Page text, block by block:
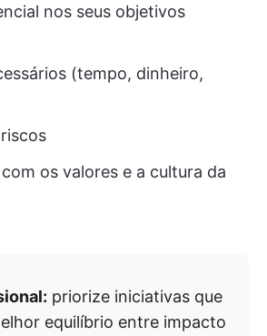
nos seus objetivos
(tempo, dinheiro,
os valores e a cultura da
priorize iniciativas que
equilíbrio entre impacto